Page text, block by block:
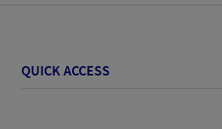
QUICK ACCESS